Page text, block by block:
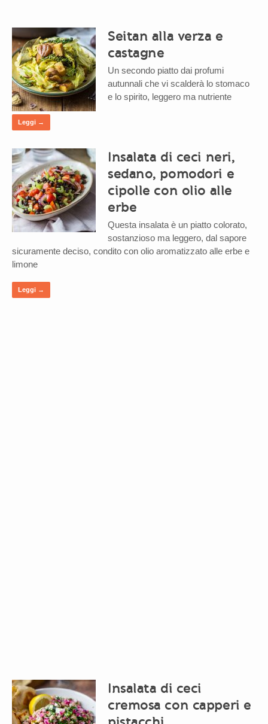
Seitan alla verza e
castagne
Un secondo piatto dai profumi
autunnali che vi scalderà lo stomaco
e lo spirito, leggero ma nutriente
Leggi →
Insalata di ceci neri,
sedano, pomodori e
cipolle con olio alle
erbe
Questa insalata è un piatto colorato,
sostanzioso ma leggero, dal sapore
sicuramente deciso, condito con olio aromatizzato alle erbe e
limone
Leggi →
Insalata di ceci
cremosa con capperi e